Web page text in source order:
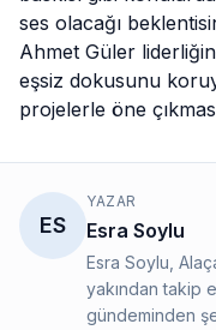
ses olacağı
Ahmet Güler
eşsiz dokusunu
projelerle öne
ES
YAZAR
Esra Soylu
Esra Soylu,
yakından takip
gündeminden